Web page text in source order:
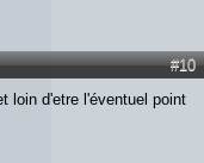
#10
loin d'etre l'éventuel point